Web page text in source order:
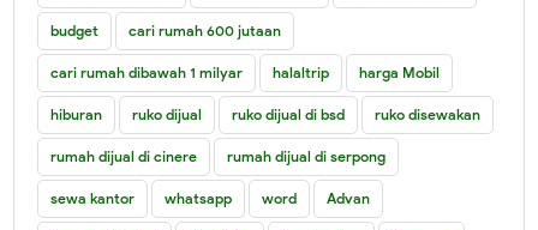
budget cari rumah 600 jutaan
cari rumah dibawah 1 milyar halaltrip harga Mobil
hiburan ruko dijual ruko dijual di bsd ruko disewakan
rumah dijual di cinere rumah dijual di serpong
sewa kantor whatsapp word Advan